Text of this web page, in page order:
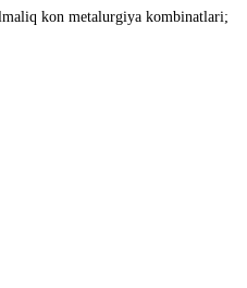
kon metalurgiya kombinatlari;